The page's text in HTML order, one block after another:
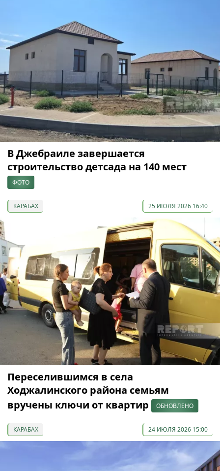
В Джебраиле завершается
строительство детсада на 140 мест
ФОТО
КАРАБАХ 25 ИЮЛЯ 2026 16:40
Переселившимся в села
Ходжалинского района семьям
вручены ключи от квартир
ОБНОВЛЕНО
КАРАБАХ 24 ИЮЛЯ 2026 15:00